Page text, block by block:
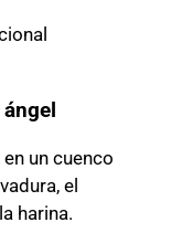
en un cuenco
el
harina.